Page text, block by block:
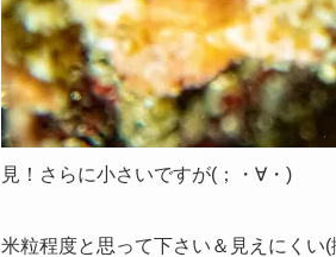
見！さらに小さいですが(；・∀・)
米粒程度と思って下さい＆見えにくい